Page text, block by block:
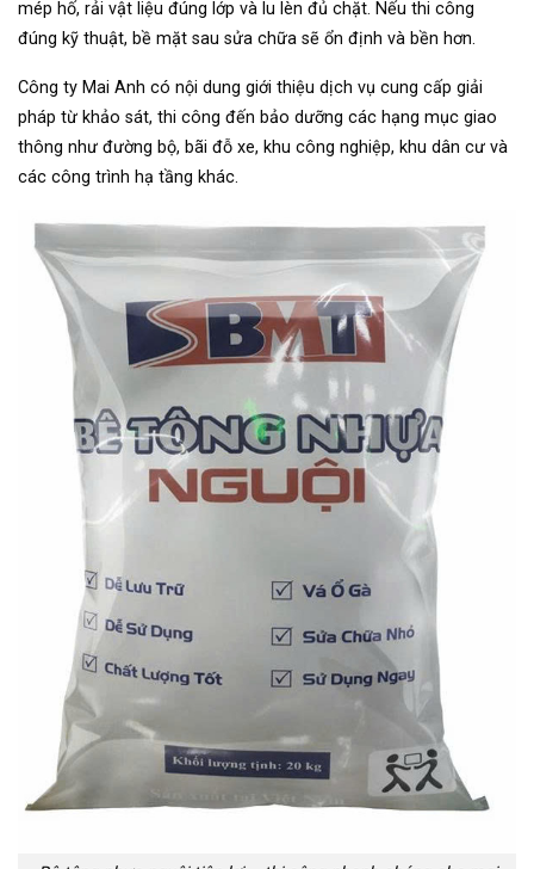
mép hố, rải vật liệu đúng lớp và lu lèn đủ chặt. Nếu thi công
đúng kỹ thuật, bề mặt sau sửa chữa sẽ ổn định và bền hơn.
Công ty Mai Anh có nội dung giới thiệu dịch vụ cung cấp giải
pháp từ khảo sát, thi công đến bảo dưỡng các hạng mục giao
thông như đường bộ, bãi đỗ xe, khu công nghiệp, khu dân cư và
các công trình hạ tầng khác.